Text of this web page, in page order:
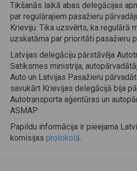
Tikšanās laikā abas delegācijas
par regulārajiem pasažieru
Krieviju. Tika uzsvērts, ka regulārā
uzskatāma par prioritāti pasažieru
Latvijas delegāciju pārstāvēja
Satiksmes ministrija,
Auto un Latvijas Pasažieru
savukārt Krievijas delegācijā bija
Autotransporta aģentūras un
ASMAP.
Papildu informācija ir pieejama
komisijas protokolā.